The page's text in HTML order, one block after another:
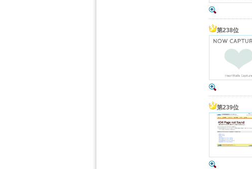
第238位
第239位